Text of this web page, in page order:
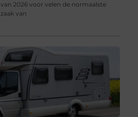
van 2026 voor velen de normaalste
zaak van